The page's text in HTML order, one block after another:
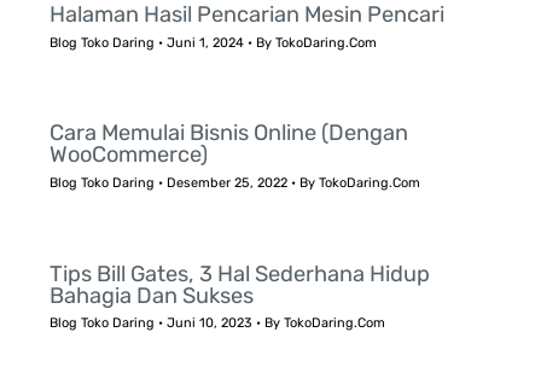
Halaman Hasil Pencarian Mesin Pencari
Blog Toko Daring •Juni 1, 2024 • ByTokoDaring.Com
Cara Memulai Bisnis Online (Dengan
WooCommerce)
Blog Toko Daring • Desember 25, 2022 • ByTokoDaring.Com
Tips Bill Gates, 3 Hal Sederhana Hidup
Bahagia Dan Sukses
Blog Toko Daring •Juni 10, 2023 • ByTokoDaring.Com